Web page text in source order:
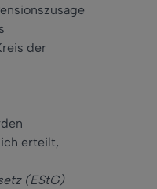
der
erteilt,
(EStG)